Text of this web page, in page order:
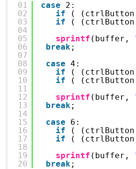
01
02
03
04
05
06
07
08
09
10
11
12
13
14
15
16
17
18
19
20
case
2:
if
(
if
(
sprintf (buffer,
break;
case 4:
if
( (ctrlButton(
if
( (ctrlButton(
sprintf (buffer,
break;
case
6:
if
( (ctrlButton(
if
( (ctrlButton(
sprintf (buffer,
break;